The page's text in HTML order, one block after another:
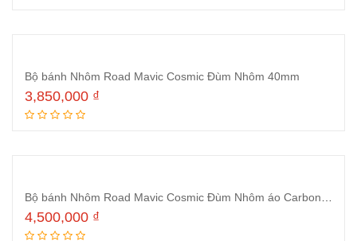
Bộ bánh Nhôm Road Mavic Cosmic Đùm Nhôm 40mm
3,850,000 ₫
4,500,000 ₫